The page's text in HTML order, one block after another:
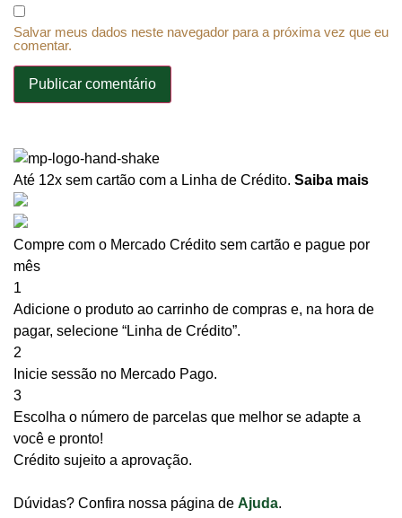
Salvar meus dados neste navegador para a próxima vez que eu
comentar.
Até 12x sem cartão com a Linha de Crédito. Saiba mais
Compre com o Mercado Crédito sem cartão e pague por
mês
1
Adicione o produto ao carrinho de compras e, na hora de
pagar, selecione “Linha de Crédito”.
2
Inicie sessão no Mercado Pago.
3
Escolha o número de parcelas que melhor se adapte a
você e pronto!
Crédito sujeito a aprovação.
Dúvidas? Confira nossa página de Ajuda.